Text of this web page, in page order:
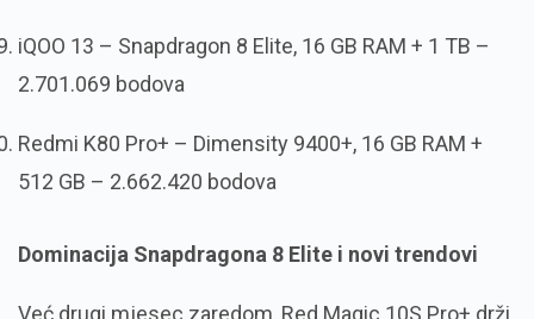
iQOO 13 – Snapdragon 8 Elite, 16 GB RAM + 1 TB –
2.701.069 bodova
Redmi K80 Pro+ – Dimensity 9400+, 16 GB RAM +
512 GB – 2.662.420 bodova
Dominacija Snapdragona 8 Elite i novi trendovi
Već drugi mjesec zaredom, Red Magic 10S Pro+ drži